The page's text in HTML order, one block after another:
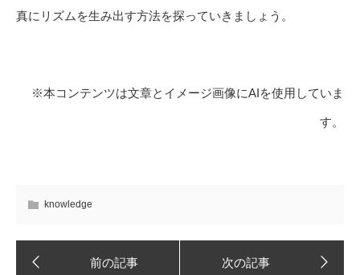
真にリズムを生み出す方法を探っていきましょう。
※本コンテンツは文章とイメージ画像にAIを使用していま
す。
knowledge